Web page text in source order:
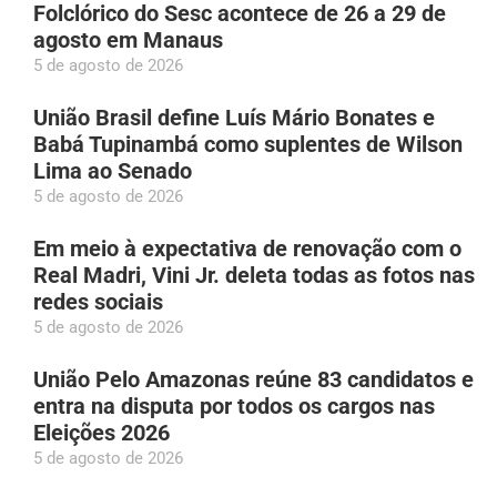
Folclórico do Sesc acontece de 26 a 29 de
agosto em Manaus
5 de agosto de 2026
União Brasil define Luís Mário Bonates e
Babá Tupinambá como suplentes de Wilson
Lima ao Senado
5 de agosto de 2026
Em meio à expectativa de renovação com o
Real Madri, Vini Jr. deleta todas as fotos nas
redes sociais
5 de agosto de 2026
União Pelo Amazonas reúne 83 candidatos e
entra na disputa por todos os cargos nas
Eleições 2026
5 de agosto de 2026